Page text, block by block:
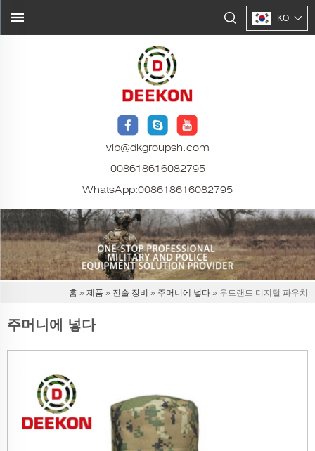
KO
vip@dkgroupsh.com
008618616082795
WhatsApp:008618616082795
홈 » 제품 » 전술 장비 » 주머니에 넣다 » 우드랜드 디지털 파우치
주머니에 넣다